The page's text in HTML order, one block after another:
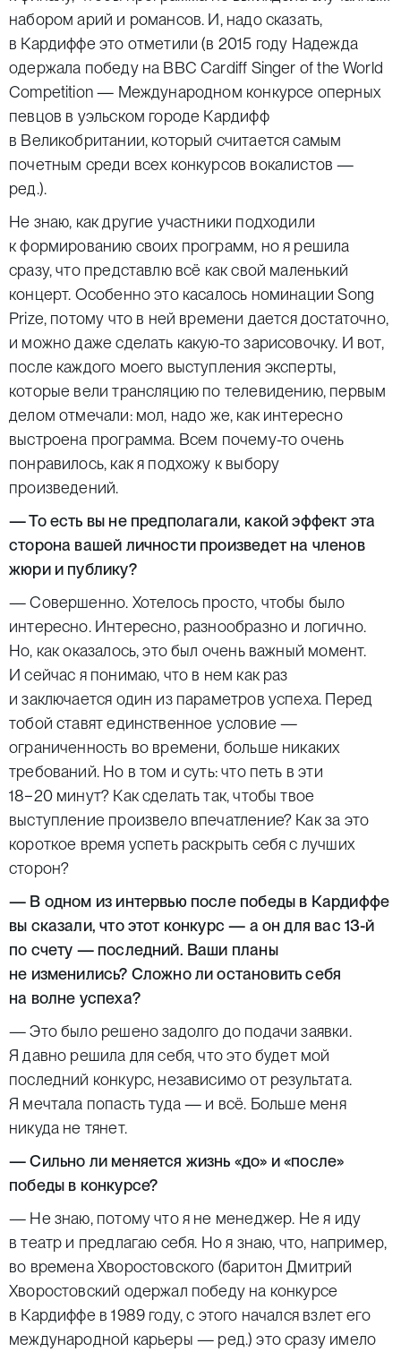
набором арий и романсов. И, надо сказать,
в Кардиффе это отметили (в 2015 году Надежда
одержала победу на BBC Cardiff Singer of the World
Competition — Международном конкурсе оперных
певцов в уэльском городе Кардифф
в Великобритании, который считается самым
почетным среди всех конкурсов вокалистов —
ред.).
Не знаю, как другие участники подходили
к формированию своих программ, но я решила
сразу, что представлю всё как свой маленький
концерт. Особенно это касалось номинации Song
Prize, потому что в ней времени дается достаточно,
и можно даже сделать какую-то зарисовочку. И вот,
после каждого моего выступления эксперты,
которые вели трансляцию по телевидению, первым
делом отмечали: мол, надо же, как интересно
выстроена программа. Всем почему-то очень
понравилось, как я подхожу к выбору
произведений.
— То есть вы не предполагали, какой эффект эта
сторона вашей личности произведет на членов
жюри и публику?
— Совершенно. Хотелось просто, чтобы было
интересно. Интересно, разнообразно и логично.
Но, как оказалось, это был очень важный момент.
И сейчас я понимаю, что в нем как раз
и заключается один из параметров успеха. Перед
тобой ставят единственное условие —
ограниченность во времени, больше никаких
требований. Но в том и суть: что петь в эти
18−20 минут? Как сделать так, чтобы твое
выступление произвело впечатление? Как за это
короткое время успеть раскрыть себя с лучших
сторон?
— В одном из интервью после победы в Кардиффе
вы сказали, что этот конкурс — а он для вас 13-й
по счету — последний. Ваши планы
не изменились? Сложно ли остановить себя
на волне успеха?
— Это было решено задолго до подачи заявки.
Я давно решила для себя, что это будет мой
последний конкурс, независимо от результата.
Я мечтала попасть туда — и всё. Больше меня
никуда не тянет.
— Сильно ли меняется жизнь «до» и «после»
победы в конкурсе?
— Не знаю, потому что я не менеджер. Не я иду
в театр и предлагаю себя. Но я знаю, что, например,
во времена Хворостовского (баритон Дмитрий
Хворостовский одержал победу на конкурсе
в Кардиффе в 1989 году, с этого начался взлет его
международной карьеры — ред.) это сразу имело